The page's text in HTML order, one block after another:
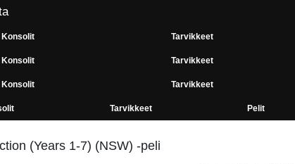
Konsolit Tarvikkeet
Konsolit Tarvikkeet
Konsolit Tarvikkeet
Tarvikkeet Pelit
(Years 1-7) (NSW) -peli